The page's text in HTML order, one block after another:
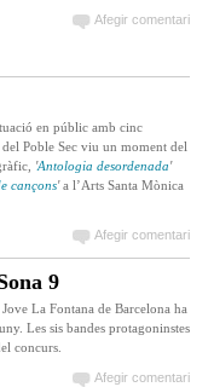
Afegir comentari
en públic amb cinc
Poble Sec viu un moment del
'Antologia desordenada'
cançons'a l’Arts Santa Mònica
Afegir comentari
9
Jove La Fontana de Barcelona ha
Les sis bandes protagoninstes
concurs.
Afegir comentari